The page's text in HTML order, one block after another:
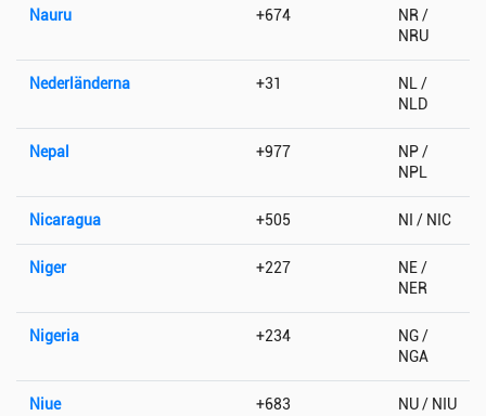
Nauru +674
NR /
NRU
Nederländerna +31
NL /
NLD
Nepal +977
NP /
NPL
Nicaragua +505 NI / NIC
Niger +227
NE /
NER
Nigeria +234
NG /
NGA
Niue +683 NU / NIU